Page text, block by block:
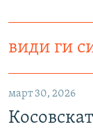
види ги
март 30, 2026